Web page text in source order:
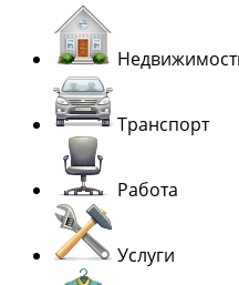
Транспорт
Работа
Услуги